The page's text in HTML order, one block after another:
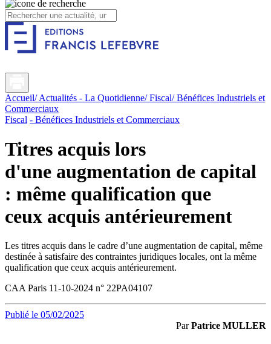
Accueil/ Actualités - La Quotidienne/ Fiscal/ Bénéfices Industriels et
Commerciaux
Fiscal - Bénéfices Industriels et Commerciaux
Titres acquis lors
d'une augmentation de capital
: même qualification que
ceux acquis antérieurement
Les titres acquis dans le cadre d’une augmentation de capital, même
destinée à satisfaire des contraintes juridiques locales, ont la même
qualification que ceux acquis antérieurement.
CAA Paris 11-10-2024 n° 22PA04107
Publié le 05/02/2025
ParPatrice MULLER